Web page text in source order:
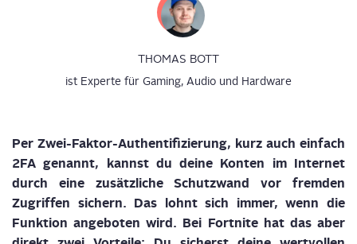
THOMAS BOTT
ist Experte für Gaming, Audio und Hardware
Per Zwei-Fak­tor-Authen­ti­fi­zie­rung, kurz auch ein­fach
2FA genannt, kannst du dei­ne Kon­ten imInter­net
durch eine zusätz­li­che Schutz­wand vor frem­den
Zugrif­fen sichern. Das lohnt sich immer, wenn die
Funk­ti­on ange­bo­ten wird. Bei Fort­ni­tehat das aber